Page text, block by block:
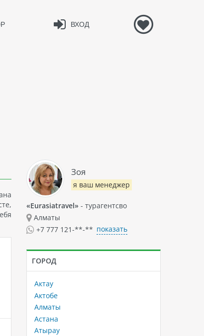
ВХОД
Зоя
я ваш менеджер
«Eurasiatravel» - турагентсво
Алматы
+7 777 121-**-** показать
ГОРОД
Актау
Актобе
Алматы
Астана
Атырау